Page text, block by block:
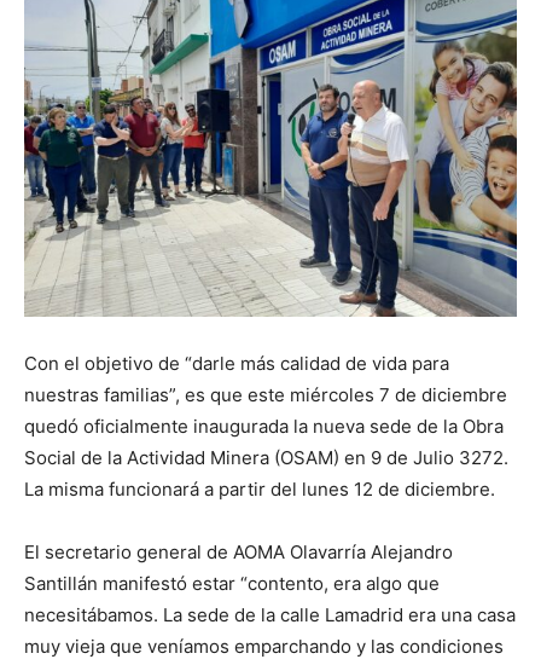
Con el objetivo de “darle más calidad de vida para
nuestras familias”, es que este miércoles 7 de diciembre
quedó oficialmente inaugurada la nueva sede de la Obra
Social de la Actividad Minera (OSAM) en 9 de Julio 3272.
La misma funcionará a partir del lunes 12 de diciembre.
El secretario general de AOMA Olavarría Alejandro
Santillán manifestó estar “contento, era algo que
necesitábamos. La sede de la calle Lamadrid era una casa
muy vieja que veníamos emparchando y las condiciones